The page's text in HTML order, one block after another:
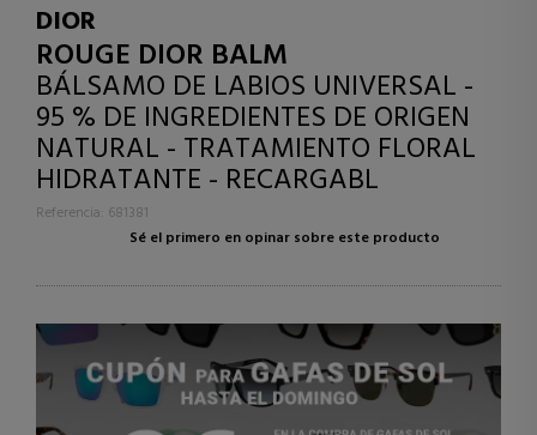
DIOR
ROUGE DIOR BALM
BÁLSAMO DE LABIOS UNIVERSAL -
95 % DE INGREDIENTES DE ORIGEN
NATURAL - TRATAMIENTO FLORAL
HIDRATANTE - RECARGABL
Referencia: 681381
Sé el primero en opinar sobre este producto